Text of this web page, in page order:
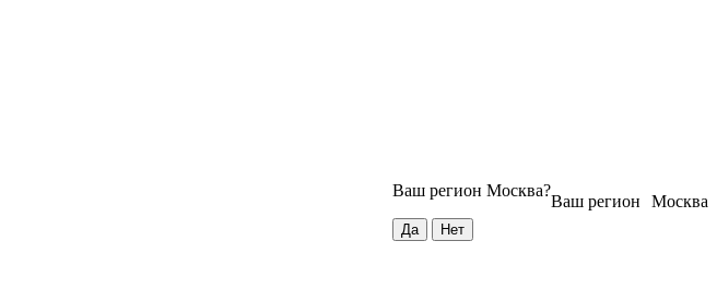
Москва
Ваш регион
Ваш регион Москва?